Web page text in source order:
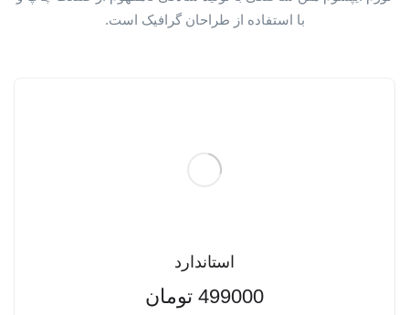
با استفاده از طراحان گرافیک است.
استاندارد
499000 تومان